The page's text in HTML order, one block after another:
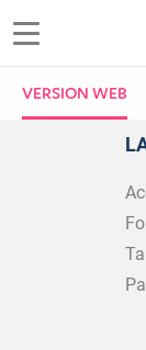
VERSION WEB